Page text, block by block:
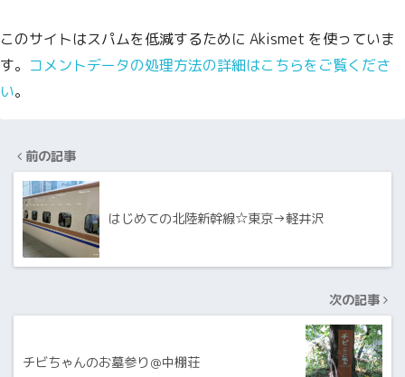
このサイトはスパムを低減するために Akismet を使っていま
す。 コメントデータの処理方法の詳細はこちらをご覧くださ
い。
前の記事
はじめての北陸新幹線☆東京→軽井沢
次の記事
チビちゃんのお墓参り＠中棚荘